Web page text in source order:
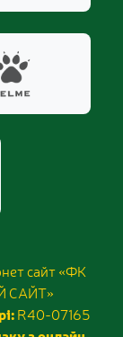
сайт «ФК
САЙТ»
R40-07165